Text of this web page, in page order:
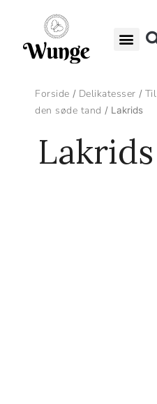
Forside / Delikatesser / Til
den søde tand / Lakrids
Lakrids